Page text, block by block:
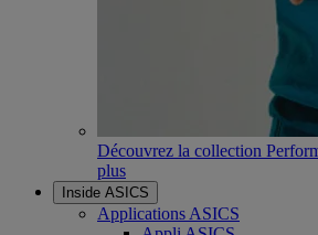
Découvrez la collection
plus
Inside ASICS
Applications ASICS